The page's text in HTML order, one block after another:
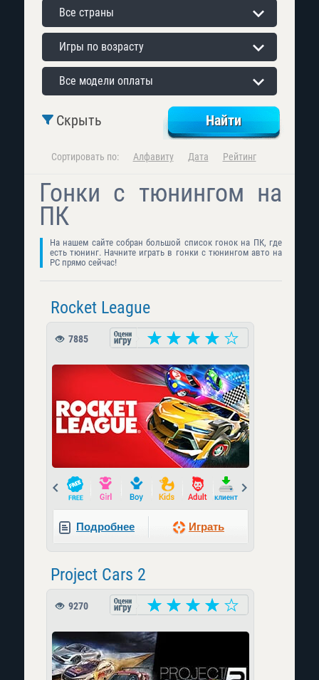
Все страны
Игры по возрасту
Все модели оплаты
Скрыть
Сортировать по: Алфавиту Дата Рейтинг
Гонки с тюнингом на
ПК
На нашем сайте собран большой список гонок на ПК, где
есть тюнинг. Начните играть в гонки с тюнингом авто на
PC прямо сейчас!
Rocket League
7885
Prev
Подробнее Играть
Project Cars 2
9270